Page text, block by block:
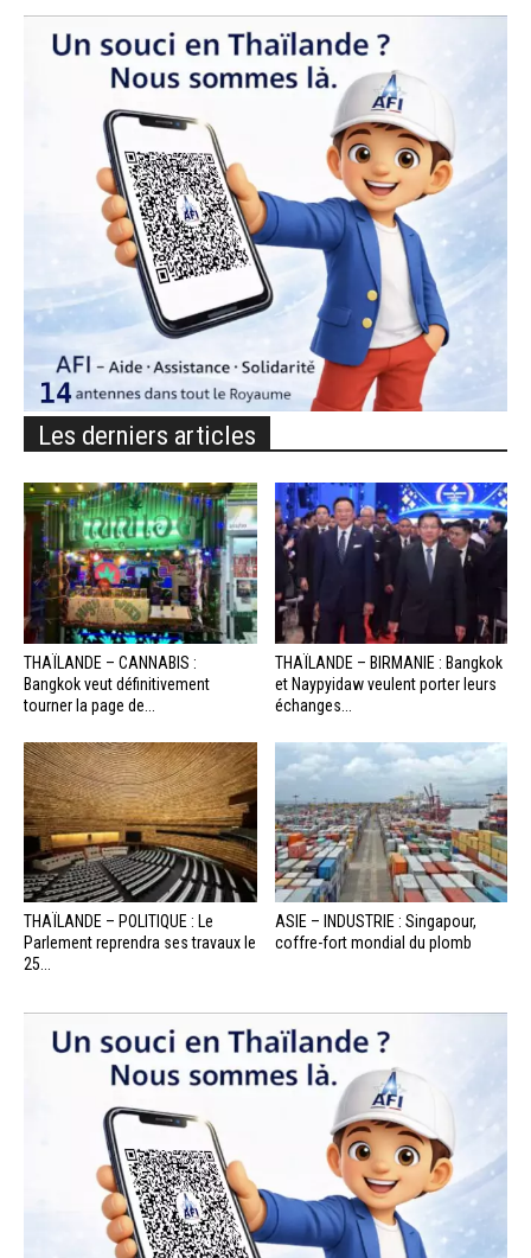
Les derniers articles
THAÏLANDE – CANNABIS :
Bangkok veut définitivement
tourner la page de...
THAÏLANDE – BIRMANIE : Bangkok
et Naypyidaw veulent porter leurs
échanges...
THAÏLANDE – POLITIQUE : Le
Parlement reprendra ses travaux le
25...
ASIE – INDUSTRIE : Singapour,
coffre-fort mondial du plomb